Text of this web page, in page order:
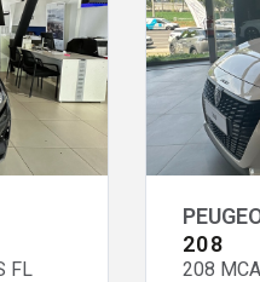
FL
208
208